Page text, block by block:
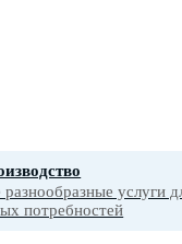
услуги
потребностей